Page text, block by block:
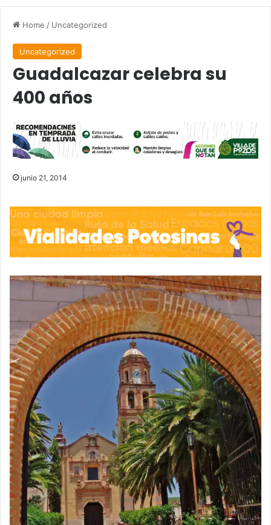
Home / Uncategorized
Uncategorized
Guadalcazar celebra su
400 años
junio 21, 2014